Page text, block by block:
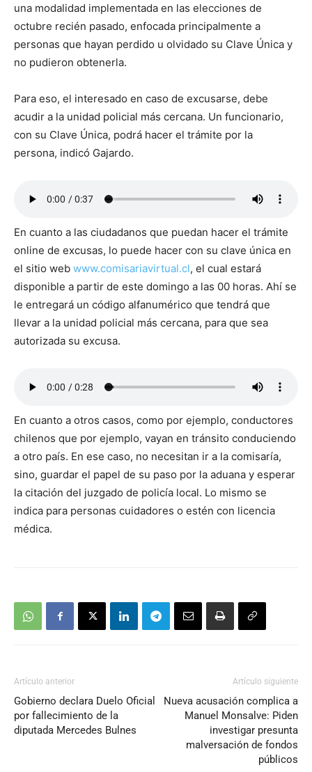
una modalidad implementada en las elecciones de
octubre recién pasado, enfocada principalmente a
personas que hayan perdido u olvidado su Clave Única y
no pudieron obtenerla.
Para eso, el interesado en caso de excusarse, debe
acudir a la unidad policial más cercana. Un funcionario,
con su Clave Única, podrá hacer el trámite por la
persona, indicó Gajardo.
En cuanto a las ciudadanos que puedan hacer el trámite
online de excusas, lo puede hacer con su clave única en
el sitio web www.comisariavirtual.cl, el cual estará
disponible a partir de este domingo a las 00 horas. Ahí se
le entregará un código alfanumérico que tendrá que
llevar a la unidad policial más cercana, para que sea
autorizada su excusa.
En cuanto a otros casos, como por ejemplo, conductores
chilenos que por ejemplo, vayan en tránsito conduciendo
a otro país. En ese caso, no necesitan ir a la comisaría,
sino, guardar el papel de su paso por la aduana y esperar
la citación del juzgado de policía local. Lo mismo se
indica para personas cuidadores o estén con licencia
médica.
Artículo anterior
Gobierno declara Duelo Oficial
por fallecimiento de la
diputada Mercedes Bulnes
Artículo siguiente
Nueva acusación complica a
Manuel Monsalve: Piden
investigar presunta
malversación de fondos
públicos